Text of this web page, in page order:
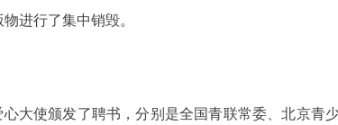
进行了集中销毁。
大使颁发了聘书，分别是全国青联常委、北京青